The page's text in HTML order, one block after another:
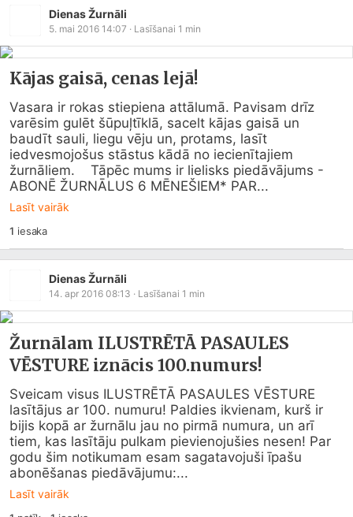
Dienas Žurnāli
5. mai 2016 14:07 · Lasīšanai 1 min
Kājas gaisā, cenas lejā!
Vasara ir rokas stiepiena attālumā. Pavisam drīz
varēsim gulēt šūpuļtīklā, sacelt kājas gaisā un
baudīt sauli, liegu vēju un, protams, lasīt
iedvesmojošus stāstus kādā no iecienītajiem
žurnāliem.    Tāpēc mums ir lielisks piedāvājums -
ABONĒ ŽURNĀLUS 6 MĒNEŠIEM* PAR...
Lasīt vairāk
1 iesaka
Dienas Žurnāli
14. apr 2016 08:13 · Lasīšanai 1 min
Žurnālam ILUSTRĒTĀ PASAULES
VĒSTURE iznācis 100.numurs!
Sveicam visus ILUSTRĒTĀ PASAULES VĒSTURE
lasītājus ar 100. numuru! Paldies ikvienam, kurš ir
bijis kopā ar žurnālu jau no pirmā numura, un arī
tiem, kas lasītāju pulkam pievienojušies nesen! Par
godu šim notikumam esam sagatavojuši īpašu
abonēšanas piedāvājumu:...
Lasīt vairāk